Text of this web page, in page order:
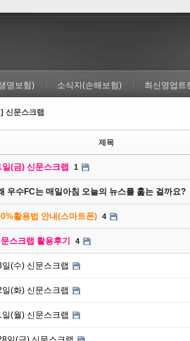
명보험) 소식지(손해보험) 최신영업트
신문스크랩
제목
(금) 신문스크랩 1
우수FC는 매일아침 오늘의 뉴스를 훑는 걸까요?
활용법 안내(스마트폰) 4
스크랩 활용후기 4
(수) 신문스크랩
(화) 신문스크랩
(월) 신문스크랩